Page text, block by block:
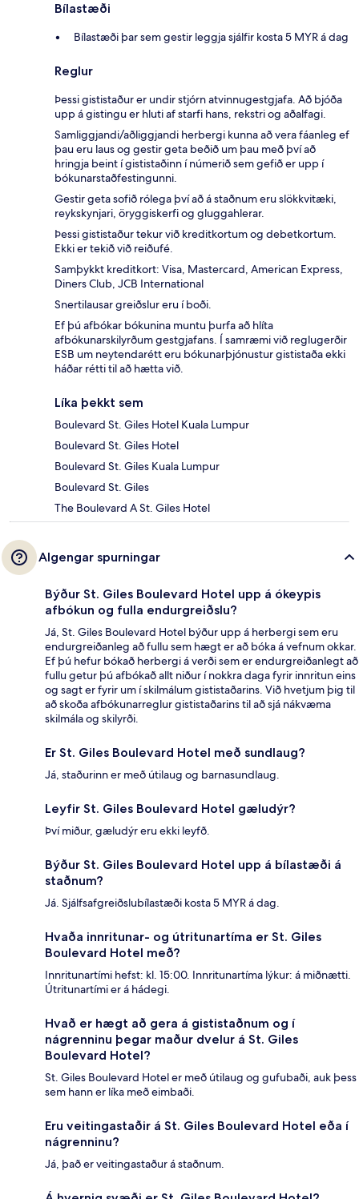
Bílastæði
Bílastæði þar sem gestir leggja sjálfir kosta 5 MYR á dag
Reglur
Þessi gististaður er undir stjórn atvinnugestgjafa. Að bjóða
upp á gistingu er hluti af starfi hans, rekstri og aðalfagi.
Samliggjandi/aðliggjandi herbergi kunna að vera fáanleg ef
þau eru laus og gestir geta beðið um þau með því að
hringja beint í gististaðinn í númerið sem gefið er upp í
bókunarstaðfestingunni.
Gestir geta sofið rólega því að á staðnum eru slökkvitæki,
reykskynjari, öryggiskerfi og gluggahlerar.
Þessi gististaður tekur við kreditkortum og debetkortum.
Ekki er tekið við reiðufé.
Samþykkt kreditkort: Visa, Mastercard, American Express,
Diners Club, JCB International
Snertilausar greiðslur eru í boði.
Ef þú afbókar bókunina muntu þurfa að hlíta
afbókunarskilyrðum gestgjafans. Í samræmi við reglugerðir
ESB um neytendarétt eru bókunarþjónustur gististaða ekki
háðar rétti til að hætta við.
Líka þekkt sem
Boulevard St. Giles Hotel Kuala Lumpur
Boulevard St. Giles Hotel
Boulevard St. Giles Kuala Lumpur
Boulevard St. Giles
The Boulevard A St. Giles Hotel
Algengar spurningar
Býður St. Giles Boulevard Hotel upp á ókeypis
afbókun og fulla endurgreiðslu?
Já, St. Giles Boulevard Hotel býður upp á herbergi sem eru
endurgreiðanleg að fullu sem hægt er að bóka á vefnum okkar.
Ef þú hefur bókað herbergi á verði sem er endurgreiðanlegt að
fullu getur þú afbókað allt niður í nokkra daga fyrir innritun eins
og sagt er fyrir um í skilmálum gististaðarins. Við hvetjum þig til
að skoða afbókunarreglur gististaðarins til að sjá nákvæma
skilmála og skilyrði.
Er St. Giles Boulevard Hotel með sundlaug?
Já, staðurinn er með útilaug og barnasundlaug.
Leyfir St. Giles Boulevard Hotel gæludýr?
Því miður, gæludýr eru ekki leyfð.
Býður St. Giles Boulevard Hotel upp á bílastæði á
staðnum?
Já. Sjálfsafgreiðslubílastæði kosta 5 MYR á dag.
Hvaða innritunar- og útritunartíma er St. Giles
Boulevard Hotel með?
Innritunartími hefst: kl. 15:00. Innritunartíma lýkur: á miðnætti.
Útritunartími er á hádegi.
Hvað er hægt að gera á gististaðnum og í
nágrenninu þegar maður dvelur á St. Giles
Boulevard Hotel?
St. Giles Boulevard Hotel er með útilaug og gufubaði, auk þess
sem hann er líka með eimbaði.
Eru veitingastaðir á St. Giles Boulevard Hotel eða í
nágrenninu?
Já, það er veitingastaður á staðnum.